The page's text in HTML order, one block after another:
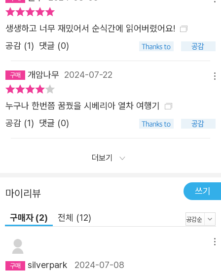
생생하고 너무 재밌어서 순식간에 읽어버렸어요!
공감 (1) 댓글 (0)
개암나무 2024-07-22
누구나 한번쯤 꿈꿨을 시베리아 열차 여행기
공감 (1) 댓글 (0)
더보기
마이리뷰 쓰기
구매자 (2) 전체 (12)
silverpark 2024-07-08